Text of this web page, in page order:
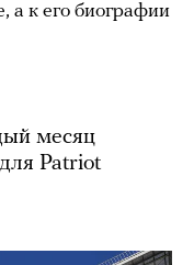
а к его биографии
месяц
Patriot